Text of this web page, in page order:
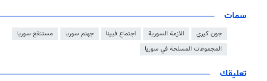
سمات
جون كيري الازمة السورية اجتماع فيينا جهنم سوريا
مستنقع سوريا
المجموعات المسلحة في سوريا
تعليقك